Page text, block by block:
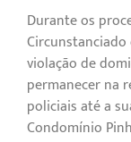
Durante os
Circunstanciado
violação de
permanecer na
policiais até a
Condomínio